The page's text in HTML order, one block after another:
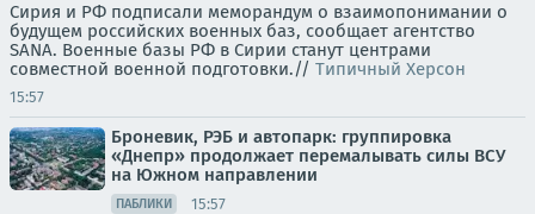
Сирия и РФ подписали меморандум о взаимопонимании о
будущем российских военных баз, сообщает агентство
SANA. Военные базы РФ в Сирии станут центрами
совместной военной подготовки.// Типичный Херсон
15:57
Броневик, РЭБ и автопарк: группировка
«Днепр» продолжает перемалывать силы ВСУ
на Южном направлении
ПАБЛИКИ 15:57